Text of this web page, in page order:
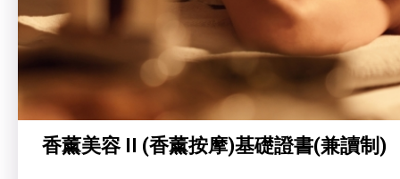
香薰美容 II (香薰按摩)基礎證書(兼讀制)